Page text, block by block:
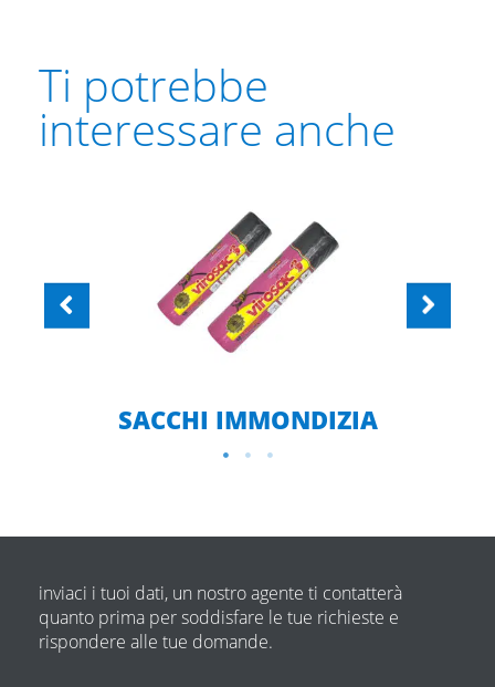
Ti potrebbe
interessare anche
SACCHI IMMONDIZIA
inviaci i tuoi dati, un nostro agente ti contatterà
quanto prima per soddisfare le tue richieste e
rispondere alle tue domande.